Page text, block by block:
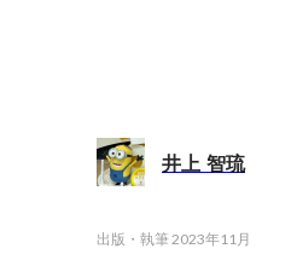
井上 智琉
出版・執筆 2023年11月